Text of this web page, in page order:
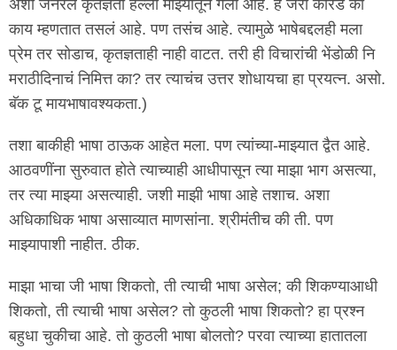
अशी जनरल कृतज्ञता हल्ली माझ्यातून गेली आहे. हे जरा कोरडं का
काय म्हणतात तसलं आहे. पण तसंच आहे. त्यामुळे भाषेबद्दलही मला
प्रेम तर सोडाच, कृतज्ञताही नाही वाटत. तरी ही विचारांची भेंडोळी नि
मराठीदिनाचं निमित्त का? तर त्याचंच उत्तर शोधायचा हा प्रयत्न. असो.
बॅक टू मायभाषावश्यकता.)
तशा बाकीही भाषा ठाऊक आहेत मला. पण त्यांच्या-माझ्यात द्वैत आहे.
आठवणींना सुरुवात होते त्याच्याही आधीपासून त्या माझा भाग असत्या,
तर त्या माझ्या असत्याही. जशी माझी भाषा आहे तशाच. अशा
अधिकाधिक भाषा असाव्यात माणसांना. श्रीमंतीच की ती. पण
माझ्यापाशी नाहीत. ठीक.
माझा भाचा जी भाषा शिकतो, ती त्याची भाषा असेल; की शिकण्याआधी
शिकतो, ती त्याची भाषा असेल? तो कुठली भाषा शिकतो? हा प्रश्न
बहुधा चुकीचा आहे. तो कुठली भाषा बोलतो? परवा त्याच्या हातातला